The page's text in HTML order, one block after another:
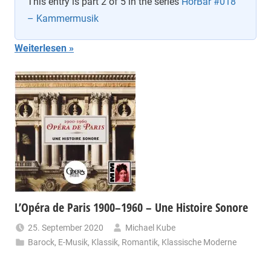
– Kammermusik
Weiterlesen
L’Opéra de Paris 1900–1960 – Une Histoire Sonore
25. September 2020
Michael Kube
Barock, E-Musik, Klassik, Romantik, Klassische Moderne